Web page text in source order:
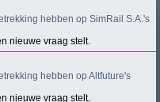
hebben op SimRail S.A.'s
nieuwe vraag stelt.
hebben op Altfuture's
nieuwe vraag stelt.